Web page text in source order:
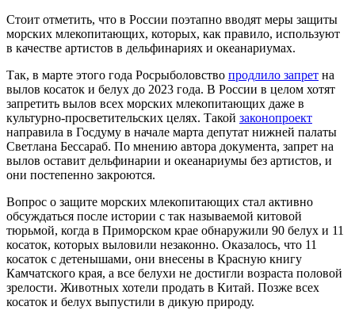
Стоит отметить, что в России поэтапно вводят меры защиты
морских млекопитающих, которых, как правило, используют
в качестве артистов в дельфинариях и океанариумах.
Так, в марте этого года Росрыболовство продлило запрет на
вылов косаток и белух до 2023 года. В России в целом хотят
запретить вылов всех морских млекопитающих даже в
культурно-просветительских целях. Такой законопроект
направила в Госдуму в начале марта депутат нижней палаты
Светлана Бессараб. По мнению автора документа, запрет на
вылов оставит дельфинарии и океанариумы без артистов, и
они постепенно закроются.
Вопрос о защите морских млекопитающих стал активно
обсуждаться после истории с так называемой китовой
тюрьмой, когда в Приморском крае обнаружили 90 белух и 11
косаток, которых выловили незаконно. Оказалось, что 11
косаток с детенышами, они внесены в Красную книгу
Камчатского края, а все белухи не достигли возраста половой
зрелости. Животных хотели продать в Китай. Позже всех
косаток и белух выпустили в дикую природу.